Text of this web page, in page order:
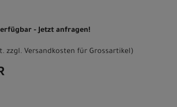
- Jetzt anfragen!
zzgl. Versandkosten für Grossartikel)